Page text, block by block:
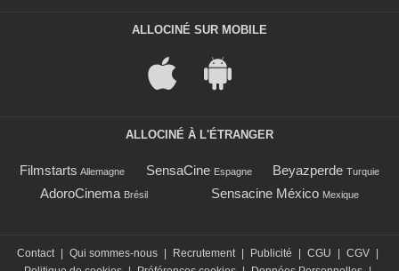
ALLOCINÉ SUR MOBILE
ALLOCINÉ À L'ÉTRANGER
Filmstarts Allemagne SensaCine Espagne Beyazperde Turquie
AdoroCinema Brésil Sensacine México Mexique
Contact | Qui sommes-nous | Recrutement | Publicité | CGU | CGV |